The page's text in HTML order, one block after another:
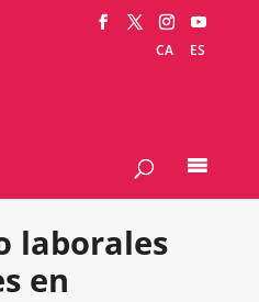
CA
ES
laborales
en